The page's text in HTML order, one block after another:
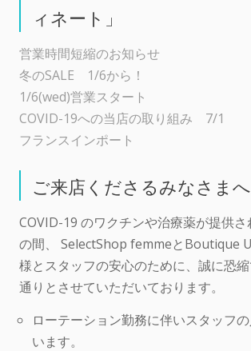
ィネート」
営業時間短縮のお知らせ
冬のSALE 1/6から！
1/6(wed)営業スタート
COVID-19への当店の取り組み 7/1
フランスインポート
ご来店くださるみなさまへ
COVID-19 のワクチンや治療薬が提供
の間、 SelectShop femmeとBoutique
様とスタッフの安心のために、誠に恐
通りとさせていただいております。
ローテーション勤務に伴いスタッフ
います。